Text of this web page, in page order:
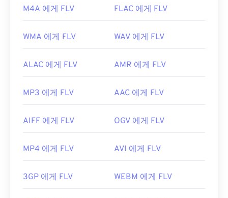
M4A 에게 FLV FLAC 에게 FLV
WMA 에게 FLV WAV 에게 FLV
ALAC 에게 FLV AMR 에게 FLV
MP3 에게 FLV AAC 에게 FLV
AIFF 에게 FLV OGV 에게 FLV
MP4 에게 FLV AVI 에게 FLV
3GP 에게 FLV WEBM 에게 FLV